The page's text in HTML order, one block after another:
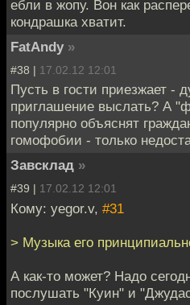
ебли в жопу. Вон как
кондрашка хватит.
FatAndy »
#38 | 17.02.12 12:01
Пусть в гости приезжает -
приглашение выслать? А
популярно объяснят
гомофобии - только
Завсклад »
#39 | 17.02.12 12:01
Кому: yegor.v, #31
> Музыка его
А как-то может? Надо
послушать "Куин" и